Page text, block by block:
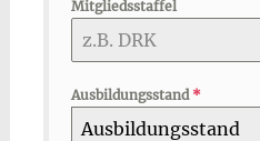
Mitgliedsstaffel
Ausbildungsstand *
Ausbildungsstand